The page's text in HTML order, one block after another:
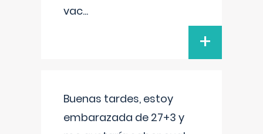
vac...
+
Buenas tardes, estoy
embarazada de 27+3 y